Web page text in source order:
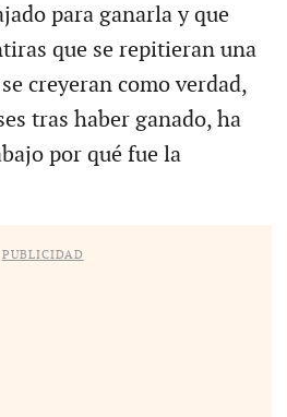
para ganarla y que
que se repitieran una
creyeran como verdad,
tras haber ganado, ha
por qué fue la
PUBLICIDAD